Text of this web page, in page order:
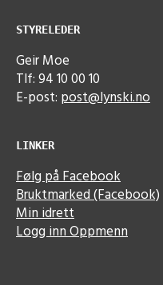
STYRELEDER
Geir Moe
Tlf: 94 10 00 10
E-post: post@lynski.no
LINKER
Følg på Facebook
Bruktmarked (Facebook)
Min idrett
Logg inn Oppmenn